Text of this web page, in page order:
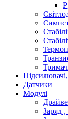
Датчики
Модулі
Заряд